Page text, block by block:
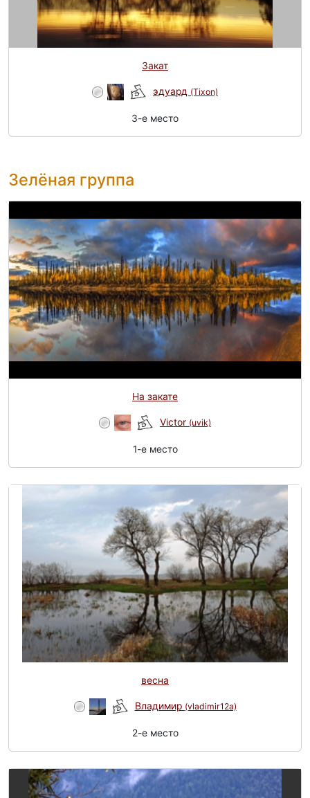
Закат
эдуард (Tixon)
3-e место
Зелёная группа
На закате
Victor (uvik)
1-e место
весна
Владимир (vladimir12a)
2-e место